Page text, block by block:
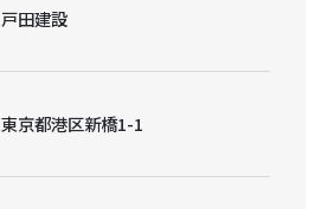
戸田建設
東京都港区新橋1-1